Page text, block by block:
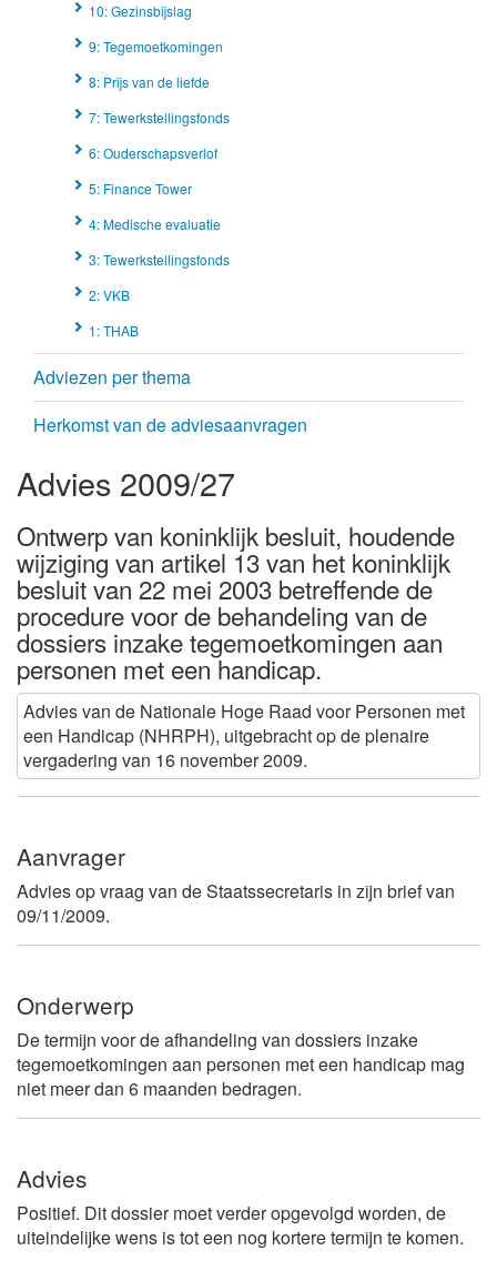
10: Gezinsbijslag
9: Tegemoetkomingen
8: Prijs van de liefde
7: Tewerkstellingsfonds
6: Ouderschapsverlof
5: Finance Tower
4: Medische evaluatie
3: Tewerkstellingsfonds
2: VKB
1: THAB
Adviezen per thema
Herkomst van de adviesaanvragen
Advies 2009/27
Ontwerp van koninklijk besluit, houdende
wijziging van artikel 13 van het koninklijk
besluit van 22 mei 2003 betreffende de
procedure voor de behandeling van de
dossiers inzake tegemoetkomingen aan
personen met een handicap.
Advies van de Nationale Hoge Raad voor Personen met
een Handicap (NHRPH), uitgebracht op de plenaire
vergadering van 16 november 2009.
Aanvrager
Advies op vraag van de Staatssecretaris in zijn brief van
09/11/2009.
Onderwerp
De termijn voor de afhandeling van dossiers inzake
tegemoetkomingen aan personen met een handicap mag
niet meer dan 6 maanden bedragen.
Advies
Positief. Dit dossier moet verder opgevolgd worden, de
uiteindelijke wens is tot een nog kortere termijn te komen.